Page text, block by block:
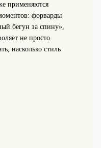
применяются
форварды
бегун за спину»,
не просто
насколько стиль